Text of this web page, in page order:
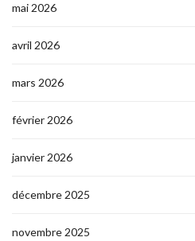
mai 2026
avril 2026
mars 2026
février 2026
janvier 2026
décembre 2025
novembre 2025